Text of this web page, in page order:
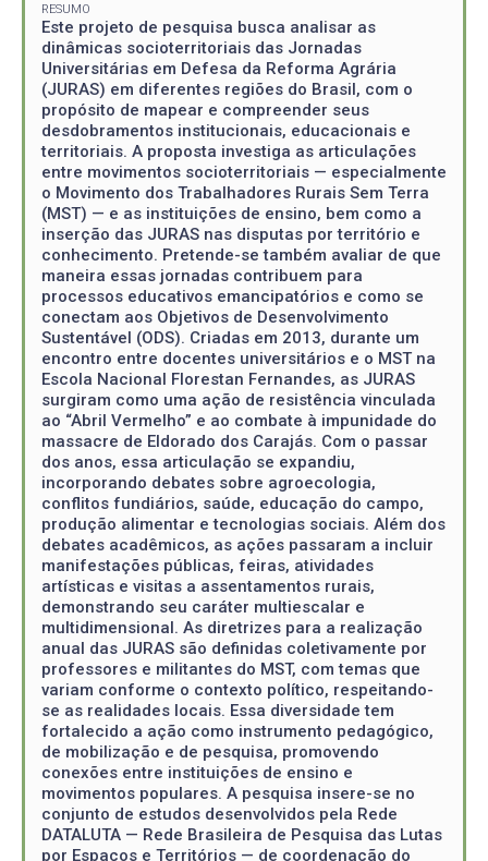
RESUMO
Este projeto de pesquisa busca analisar as
dinâmicas socioterritoriais das Jornadas
Universitárias em Defesa da Reforma Agrária
(JURAS) em diferentes regiões do Brasil, com o
propósito de mapear e compreender seus
desdobramentos institucionais, educacionais e
territoriais. A proposta investiga as articulações
entre movimentos socioterritoriais — especialmente
o Movimento dos Trabalhadores Rurais Sem Terra
(MST) — e as instituições de ensino, bem como a
inserção das JURAS nas disputas por território e
conhecimento. Pretende-se também avaliar de que
maneira essas jornadas contribuem para
processos educativos emancipatórios e como se
conectam aos Objetivos de Desenvolvimento
Sustentável (ODS). Criadas em 2013, durante um
encontro entre docentes universitários e o MST na
Escola Nacional Florestan Fernandes, as JURAS
surgiram como uma ação de resistência vinculada
ao “Abril Vermelho” e ao combate à impunidade do
massacre de Eldorado dos Carajás. Com o passar
dos anos, essa articulação se expandiu,
incorporando debates sobre agroecologia,
conflitos fundiários, saúde, educação do campo,
produção alimentar e tecnologias sociais. Além dos
debates acadêmicos, as ações passaram a incluir
manifestações públicas, feiras, atividades
artísticas e visitas a assentamentos rurais,
demonstrando seu caráter multiescalar e
multidimensional. As diretrizes para a realização
anual das JURAS são definidas coletivamente por
professores e militantes do MST, com temas que
variam conforme o contexto político, respeitando-
se as realidades locais. Essa diversidade tem
fortalecido a ação como instrumento pedagógico,
de mobilização e de pesquisa, promovendo
conexões entre instituições de ensino e
movimentos populares. A pesquisa insere-se no
conjunto de estudos desenvolvidos pela Rede
DATALUTA — Rede Brasileira de Pesquisa das Lutas
por Espaços e Territórios — de coordenação do